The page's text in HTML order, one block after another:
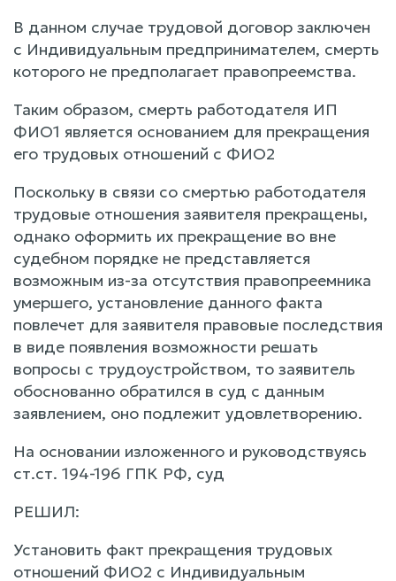
В данном случае трудовой договор заключен
с Индивидуальным предпринимателем, смерть
которого не предполагает правопреемства.
Таким образом, смерть работодателя ИП
ФИО1 является основанием для прекращения
его трудовых отношений с ФИО2
Поскольку в связи со смертью работодателя
трудовые отношения заявителя прекращены,
однако оформить их прекращение во вне
судебном порядке не представляется
возможным из-за отсутствия правопреемника
умершего, установление данного факта
повлечет для заявителя правовые последствия
в виде появления возможности решать
вопросы с трудоустройством, то заявитель
обоснованно обратился в суд с данным
заявлением, оно подлежит удовлетворению.
На основании изложенного и руководствуясь
ст.ст. 194-196 ГПК РФ, суд
РЕШИЛ:
Установить факт прекращения трудовых
отношений ФИО2 с Индивидуальным